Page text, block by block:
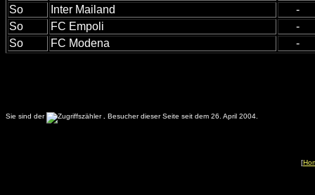
So
Inter Mailand
-
So
FC Empoli
-
So
FC Modena -
Sie sind der . Besucher dieser Seite seit dem 26. April 2004.
[